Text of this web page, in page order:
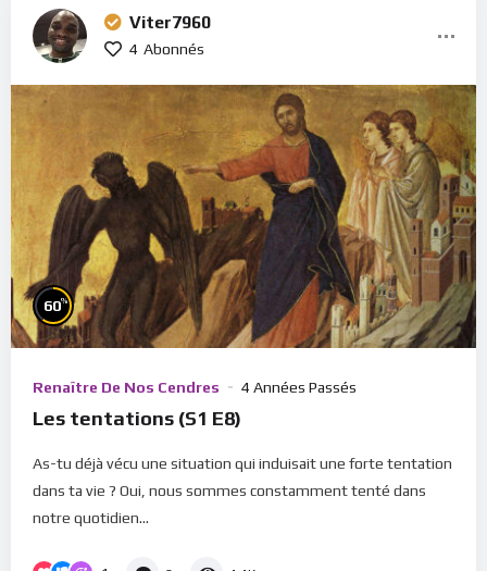
Viter7960
4 Abonnés
60%
Renaître De Nos Cendres 4 Années Passés
Les tentations (S1 E8)
As-tu déjà vécu une situation qui induisait une forte tentation
dans ta vie ? Oui, nous sommes constamment tenté dans
notre quotidien...